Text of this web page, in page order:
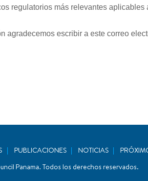
regulatorios más relevantes aplicables
agradecemos escribir a este correo
PUBLICACIONES NOTICIAS
Panama. Todos los derechos reservados.